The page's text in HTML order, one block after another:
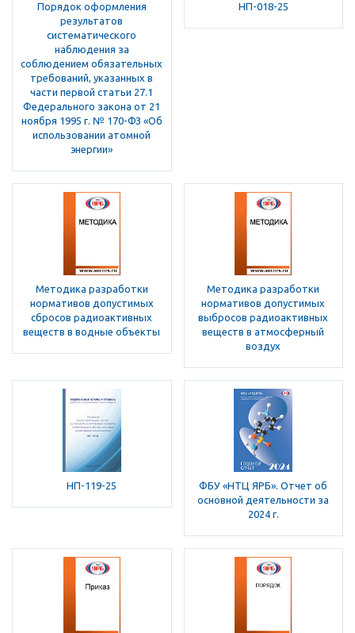
Порядок оформления
результатов
систематического
наблюдения за
соблюдением обязательных
требований, указанных в
части первой статьи 27.1
Федерального закона от 21
ноября 1995 г. № 170-ФЗ «Об
использовании атомной
энергии»
НП-018-25
Методика разработки
нормативов допустимых
сбросов радиоактивных
веществ в водные объекты
Методика разработки
нормативов допустимых
выбросов радиоактивных
веществ в атмосферный
воздух
НП-119-25
ФБУ «НТЦ ЯРБ». Отчет об
основной деятельности за
2024 г.